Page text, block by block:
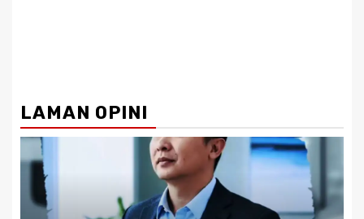
LAMAN OPINI